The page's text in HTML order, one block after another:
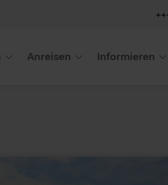
Anreisen Informieren
+++